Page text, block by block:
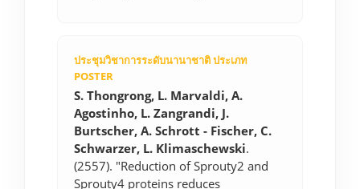
ประชุมวิชาการระดับนานาชาติ ประเภท
POSTER
S. Thongrong, L. Marvaldi, A.
Agostinho, L. Zangrandi, J.
Burtscher, A. Schrott - Fischer, C.
Schwarzer, L. Klimaschewski.
(2557). "Reduction of Sprouty2 and
Sprouty4 proteins reduces